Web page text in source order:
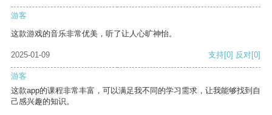
游客
这款游戏的音乐非常优美，听了让人心旷神怡。
2025-01-09 支持[0] 反对[0]
游客
这款app的课程非常丰富，可以满足我不同的学习需求，让我能够找到自
己感兴趣的知识。